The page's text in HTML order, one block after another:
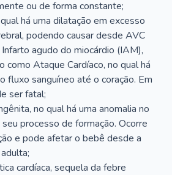
ou de forma constante;
há uma dilatação em excesso
podendo causar desde AVC
agudo do miocárdio (IAM),
como Ataque Cardíaco, no qual há
fluxo sanguíneo até o coração. Em
ser fatal;
no qual há uma anomalia no
processo de formação. Ocorre
e pode afetar o bebê desde a
cardíaca, sequela da febre